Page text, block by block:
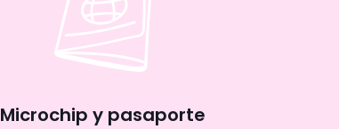
Microchip y pasaporte